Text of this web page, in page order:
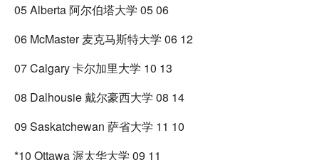
05 Alberta 阿尔伯塔大学 05 06
06 McMaster 麦克马斯特大学 06 12
07 Calgary 卡尔加里大学 10 13
08 Dalhousie 戴尔豪西大学 08 14
09 Saskatchewan 萨省大学 11 10
*10 Ottawa 渥太华大学 09 11